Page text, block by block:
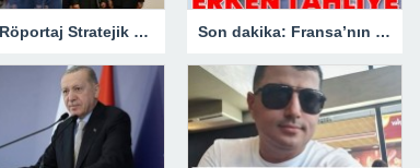
Özel Röportaj Stratejik Deniz Güvenliği Uzmanı Gemi Kaptanı Şahin Avşar ile Konuştuk? “Karadeniz’de yeni bir güvenlik mimarisi mi doğuyor? Son dakika: Fransa’nın eski lideri Sarkozy’e erken tahliye.